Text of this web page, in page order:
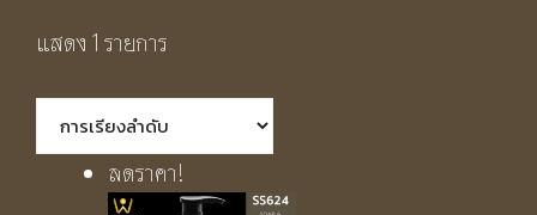
แสดง 1 รายการ
ลดราคา!